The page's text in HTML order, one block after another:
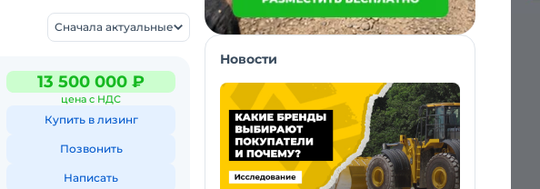
Сначала актуальные
13 500 000 ₽
цена с НДС
Купить в лизинг
Позвонить
Написать
Новости